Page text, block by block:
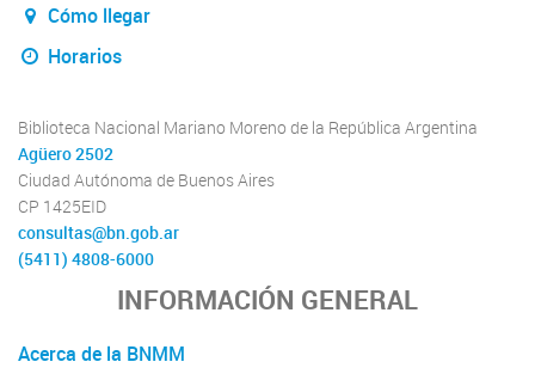
Cómo llegar
Horarios
Biblioteca Nacional Mariano Moreno de la República Argentina
Agüero 2502
Ciudad Autónoma de Buenos Aires
CP 1425EID
consultas@bn.gob.ar
(5411) 4808-6000
INFORMACIÓN GENERAL
Acerca de la BNMM